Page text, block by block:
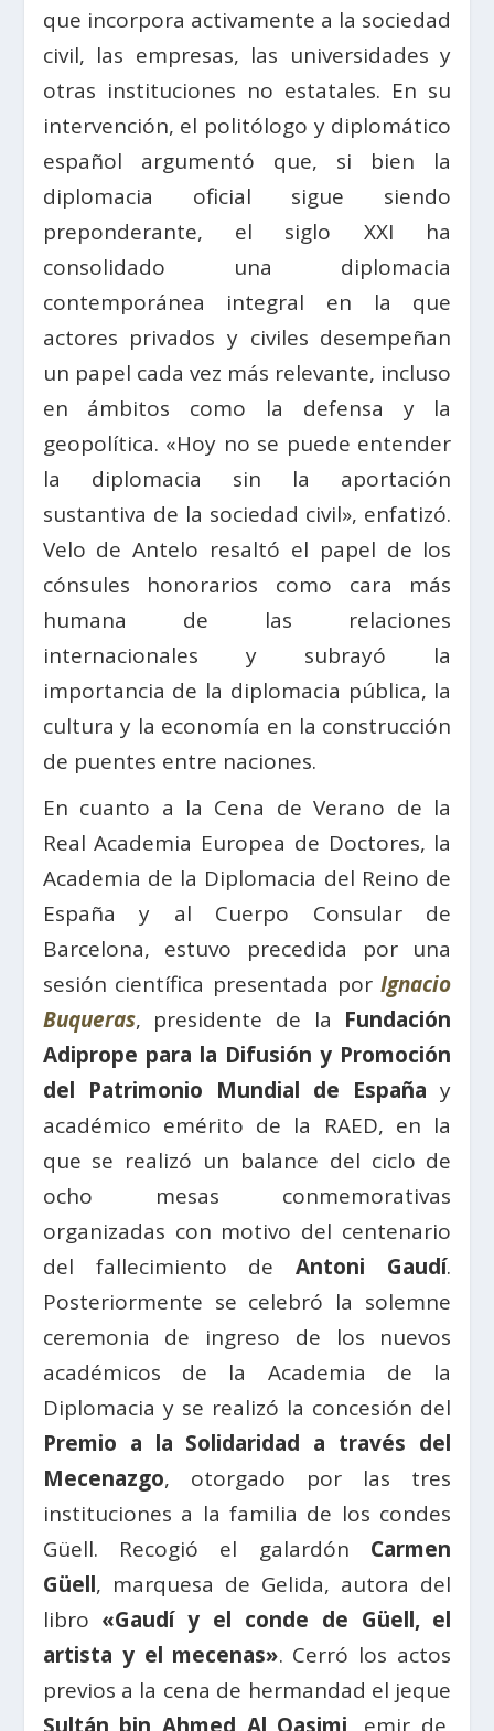
que incorpora activamente a la sociedad
civil, las empresas, las universidades y
otras instituciones no estatales. En su
intervención, el politólogo y diplomático
español argumentó que, si bien la
diplomacia oficial sigue siendo
preponderante, el siglo XXI ha
consolidado una diplomacia
contemporánea integral en la que
actores privados y civiles desempeñan
un papel cada vez más relevante, incluso
en ámbitos como la defensa y la
geopolítica. «Hoy no se puede entender
la diplomacia sin la aportación
sustantiva de la sociedad civil», enfatizó.
Velo de Antelo resaltó el papel de los
cónsules honorarios como cara más
humana de las relaciones
internacionales y subrayó la
importancia de la diplomacia pública, la
cultura y la economía en la construcción
de puentes entre naciones.
En cuanto a la Cena de Verano de la
Real Academia Europea de Doctores, la
Academia de la Diplomacia del Reino de
España y al Cuerpo Consular de
Barcelona, estuvo precedida por una
sesión científica presentada porIgnacio
Buqueras, presidente de la Fundación
Adiprope para la Difusión y Promoción
del Patrimonio Mundial de Españay
académico emérito de la RAED, en la
que se realizó un balance del ciclo de
ocho mesas conmemorativas
organizadas con motivo del centenario
del fallecimiento deAntoni Gaudí.
Posteriormente se celebró la solemne
ceremonia de ingreso de los nuevos
académicos de la Academia de la
Diplomacia y se realizó la concesión del
Premio a la Solidaridad a través del
Mecenazgo, otorgado por las tres
instituciones a la familia de los condes
Güell. Recogió el galardón Carmen
Güell, marquesa de Gelida, autora del
libro «Gaudí y el conde de Güell, el
artista y el mecenas». Cerró los actos
previos a la cena de hermandad el jeque
Sultán bin Ahmed Al Qasimi , emir de